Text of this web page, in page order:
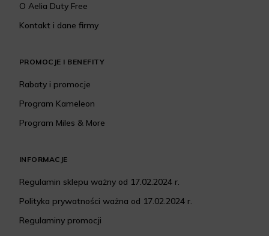
O Aelia Duty Free
Kontakt i dane firmy
PROMOCJE I BENEFITY
Rabaty i promocje
Program Kameleon
Program Miles & More
INFORMACJE
Regulamin sklepu ważny od 17.02.2024 r.
Polityka prywatności ważna od 17.02.2024 r.
Regulaminy promocji